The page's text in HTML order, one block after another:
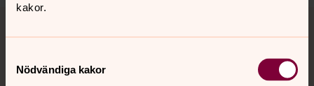
kakor.
Nödvändiga kakor
Tillbaka till toppen
Tillbaka till innehållet